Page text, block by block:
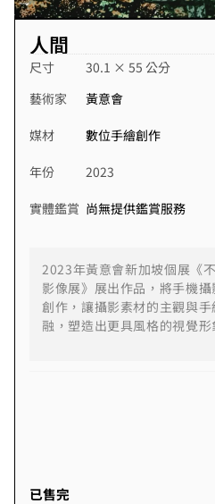
人間
尺寸
30.1 × 55 公分
藝術家
黃意會
媒材 數位手繪創作
年份 2023
實體鑑賞 尚無提供鑑賞服務
2023年黃意會新加坡個展《
影像展》展出作品，將手機
創作，讓攝影素材的主觀與
融，塑造出更具風格的視覺形
已售完